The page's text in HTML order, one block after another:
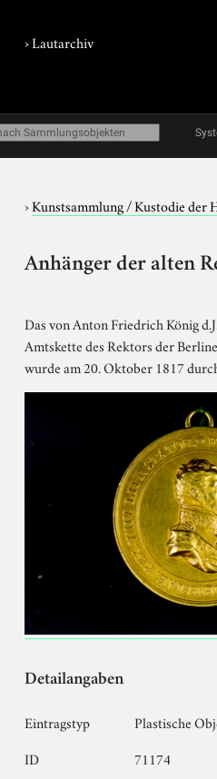
›Lautarchiv
›Kunstsammlung / Kustodie der
Anhänger der alten
Das von Anton Friedrich König
Amtskette des Rektors der
wurde am 20. Oktober 1817
Detailangaben
Eintragstyp
Plastische
ID
71174